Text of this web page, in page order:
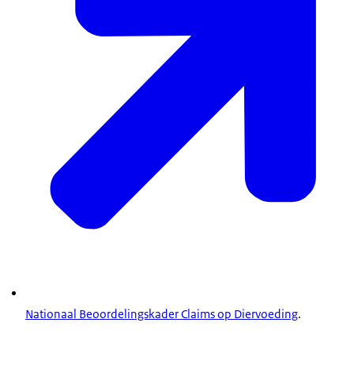
Nationaal Beoordelingskader Claims op Diervoeding.